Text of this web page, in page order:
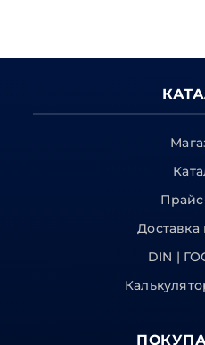
Доставка
DIN |